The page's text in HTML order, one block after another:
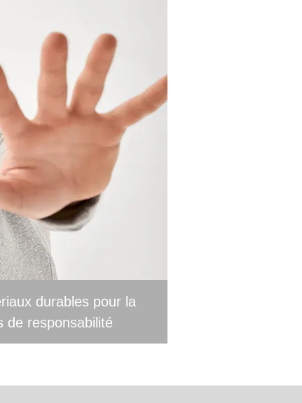
durables pour la
de responsabilité